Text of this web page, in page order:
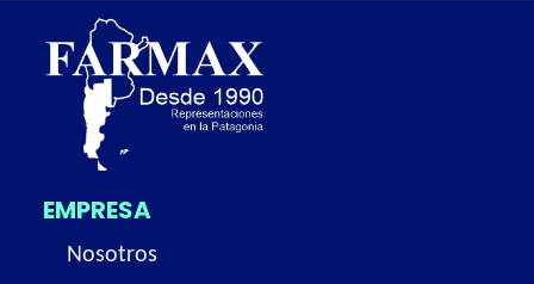
EMPRESA
Nosotros